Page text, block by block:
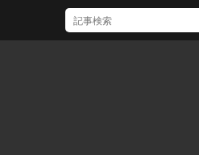
[Mac]Mac mini M1 がいい感じ